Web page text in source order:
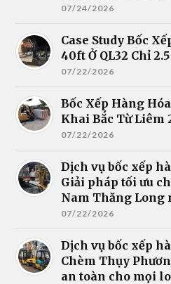
07/24/2026
Case Study Bốc
40ft Ở QL32 Chỉ
07/22/2026
Bốc Xếp Hàng
Khai Bắc Từ Liêm
07/22/2026
Dịch vụ bốc xếp
Giải pháp tối ưu
Nam Thăng Long
07/22/2026
Dịch vụ bốc xếp
Chèm Thụy
an toàn cho mọi